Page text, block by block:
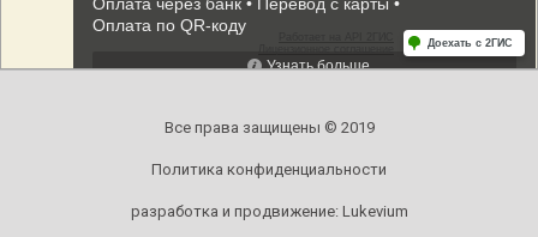
Все права защищены © 2019
Политика конфиденциальности
разработка и продвижение: Lukevium